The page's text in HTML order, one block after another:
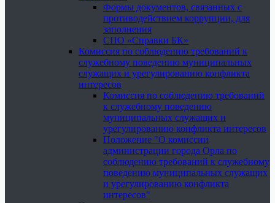
Формы документов, связанных с
противодействием коррупции, для
заполнения
СПО «Справки БК»
Комиссия по соблюдению требований к
служебному поведению муниципальных
служащих и урегулированию конфликта
интересов
Комиссия по соблюдению требований
к служебному поведению
муниципальных служащих и
урегулированию конфликта интересов
Положение "О комиссии
администрации города Орла по
соблюдению требований к служебному
поведению муниципальных служащих
и урегулированию конфликта
интересов"